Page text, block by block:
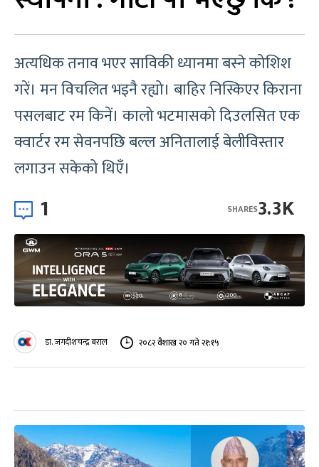
अत्यधिक तनाव भएर साविकी ध्यानमा बस्ने कोशिश
गरें। मन विचलित भइनै रह्यो। बाहिर निस्किएर किराना
पसलबाट रम किनें। कालो भटमासको दिउलसित एक
क्वार्टर रम सेवनपछि बल्ल अनितालाई बेलीविस्तार
लगाउन सकेको थिएँ।
1 3.3K
SHARES
डा. जगदीशचन्द्र बराल २०८२ वैशाख २० गते २१:१५